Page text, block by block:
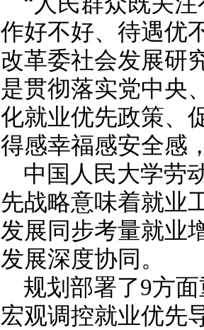
作好不好、待遇优
改革委社会发展研
是贯彻落实党中央
化就业优先政策、
得感幸福感安全感
中国人民大学劳
先战略意味着就业
发展同步考量就业
发展深度协同。
规划部署了9方
宏观调控就业优先